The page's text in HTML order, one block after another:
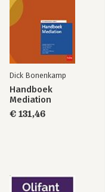
Dick Bonenkamp
Handboek
Mediation
€ 131,46